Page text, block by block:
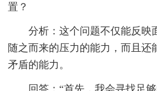
置？
分析：这个问题不仅能反映
随之而来的压力的能力，而且还
矛盾的能力。